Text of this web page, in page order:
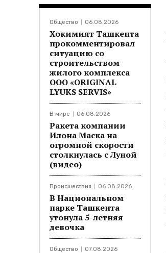
Общество 06.08.2026
Хокимият Ташкента
прокомментировал
ситуацию со
строительством
жилого комплекса
ООО «ORIGINAL
LYUKS SERVIS»
В мире 06.08.2026
Ракета компании
Илона Маска на
огромной скорости
столкнулась с Луной
(видео)
Происшествия 06.08.2026
В Национальном
парке Ташкента
утонула 5-летняя
девочка
Общество 07.08.2026